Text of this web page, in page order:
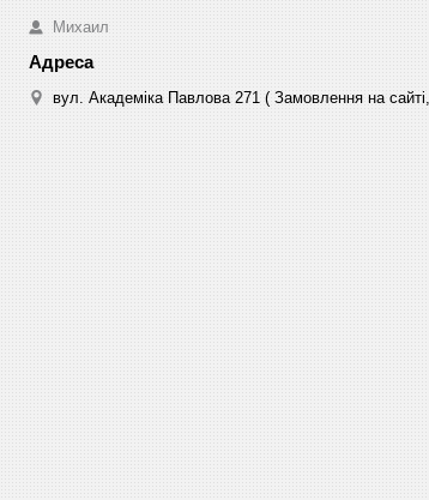
Михаил
вул. Академіка Павлова 271 ( Замовлення на